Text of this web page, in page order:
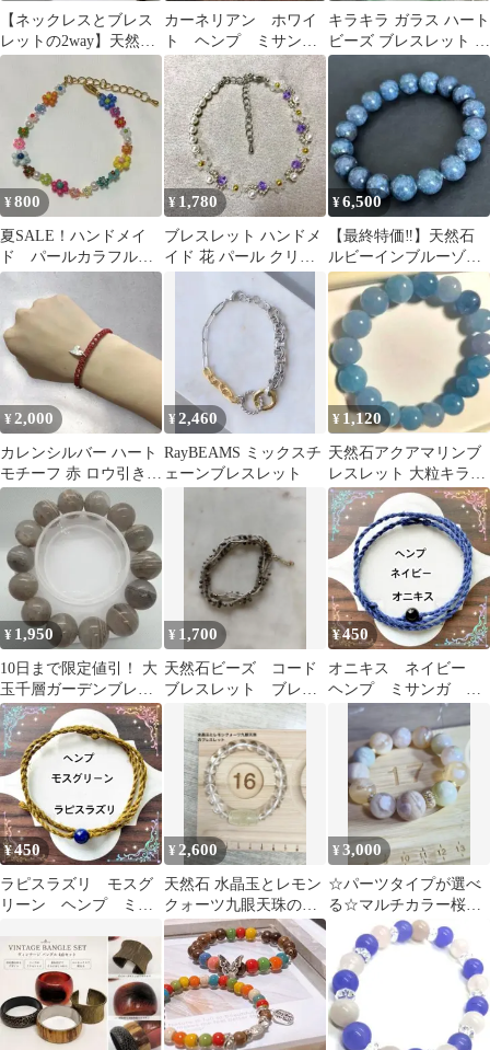
【ネックレスとブレス
レットの2way】天然
石 アシンメトリー
ビーズ シルバー
カーネリアン ホワイ
ト ヘンプ ミサン
ガ ブレスレット ア
ンクレット
キラキラ ガラス ハート
ビーズ ブレスレット ブ
ルー
¥800
夏SALE！ハンドメイ
ド パールカラフルフ
ラワービーズブレスレ
ット
¥ 1,780
ブレスレット ハンドメ
イド 花 パール クリス
タル アシンメトリー 紫
¥6,500
【最終特価‼️】天然石
ルビーインブルーゾイ
サイト パワーストー
ン ブレスレット
¥2,000
カレンシルバー ハート
モチーフ 赤 ロウ引き紐
ハンドメイドブレスレ
¥2,460
RayBEAMS ミックスチ
ェーンブレスレット
¥ 1,120
天然石アクアマリンブ
レスレット 大粒キラキ
ラ光る幸せな結婚の石
size《16
¥ 1,950
10日まで限定値引！ 大
玉千層ガーデンブレス
レット15mm②鑑別書付
¥ 1,700
天然石ビーズ コード
ブレスレット ブレス
レット 夏アクセサリ
ー インポート
¥450
オニキス ネイビー
ヘンプ ミサンガ ブ
レスレット アンクレ
¥450
ラピスラズリ モスグ
リーン ヘンプ ミサ
アンクレット
¥ 2,600
天然石 水晶玉とレモン
クォーツ九眼天珠のブ
レスレット
¥3,000
☆パーツタイプが選べ
る☆マルチカラー桜瑪
瑙ブレスレット